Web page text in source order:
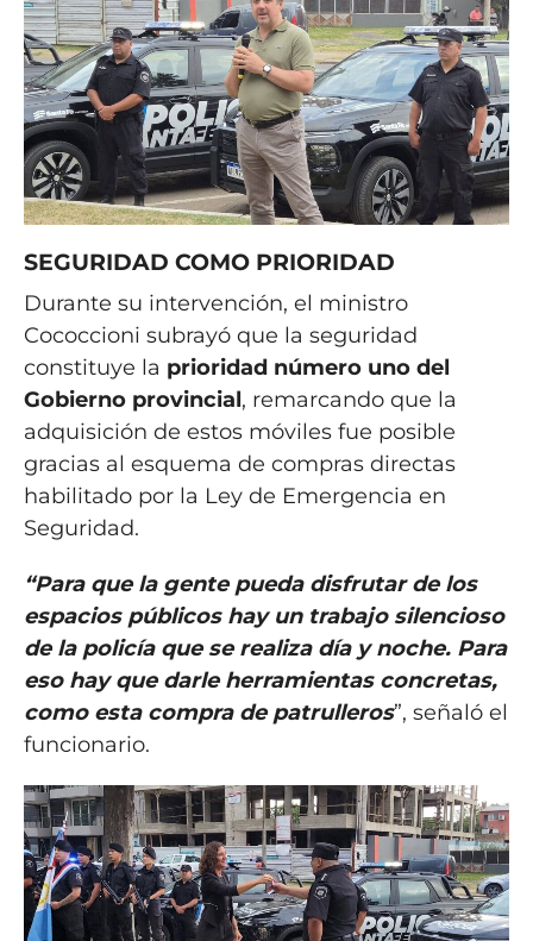
SEGURIDAD COMO PRIORIDAD
Durante su intervención, el ministro
Cococcioni subrayó que la seguridad
constituye la prioridad número uno del
Gobierno provincial, remarcando que la
adquisición de estos móviles fue posible
gracias al esquema de compras directas
habilitado por la Ley de Emergencia en
Seguridad.
“Para que la gente pueda disfrutar de los
espacios públicos hay un trabajo silencioso
de la policía que se realiza día y noche. Para
eso hay que darle herramientas concretas,
como esta compra de patrulleros”, señaló el
funcionario.